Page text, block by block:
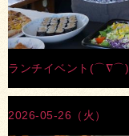
ランチイベント(⌒∇⌒)
2026-05-26（火）